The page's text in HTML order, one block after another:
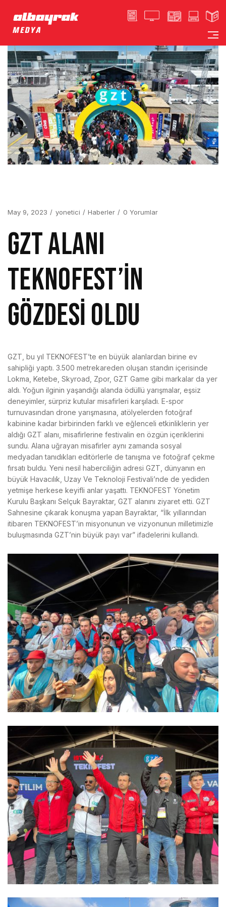
May 9, 2023 yonetici Haberler 0 Yorumlar
GZT ALANI
TEKNOFEST’İN
GÖZDESİ OLDU
GZT, bu yıl TEKNOFEST’te en büyük alanlardan birine ev
sahipliği yaptı. 3.500 metrekareden oluşan standın içerisinde
Lokma, Ketebe, Skyroad, Zpor, GZT Game gibi markalar da yer
aldı. Yoğun ilginin yaşandığı alanda ödüllü yarışmalar, eşsiz
deneyimler, sürpriz kutular misafirleri karşıladı. E-spor
turnuvasından drone yarışmasına, atölyelerden fotoğraf
kabinine kadar birbirinden farklı ve eğlenceli etkinliklerin yer
aldığı GZT alanı, misafirlerine festivalin en özgün içeriklerini
sundu. Alana uğrayan misafirler aynı zamanda sosyal
medyadan tanıdıkları editörlerle de tanışma ve fotoğraf çekme
fırsatı buldu. Yeni nesil haberciliğin adresi GZT, dünyanın en
büyük Havacılık, Uzay Ve Teknoloji Festivali’nde de yediden
yetmişe herkese keyifli anlar yaşattı. TEKNOFEST Yönetim
Kurulu Başkanı Selçuk Bayraktar, GZT alanını ziyaret etti. GZT
Sahnesine çıkarak konuşma yapan Bayraktar, “İlk yıllarından
itibaren TEKNOFEST’in misyonunun ve vizyonunun milletimizle
buluşmasında GZT’nin büyük payı var” ifadelerini kullandı.